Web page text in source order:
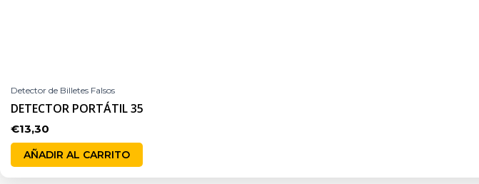
Detector de Billetes Falsos
DETECTOR PORTÁTIL 35
€13,30
AÑADIR AL CARRITO